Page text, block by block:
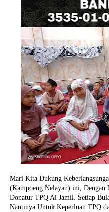
Mari Kita Dukung
(Kampoeng Nelayan) ini, Dengan
Donatur TPQ Al Jamil. Setiap
Nantinya Untuk Keperluan TPQ